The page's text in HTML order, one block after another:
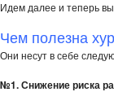
Идем далее и теперь
Чем полезна
Они несут в себе
№1. Снижение риска